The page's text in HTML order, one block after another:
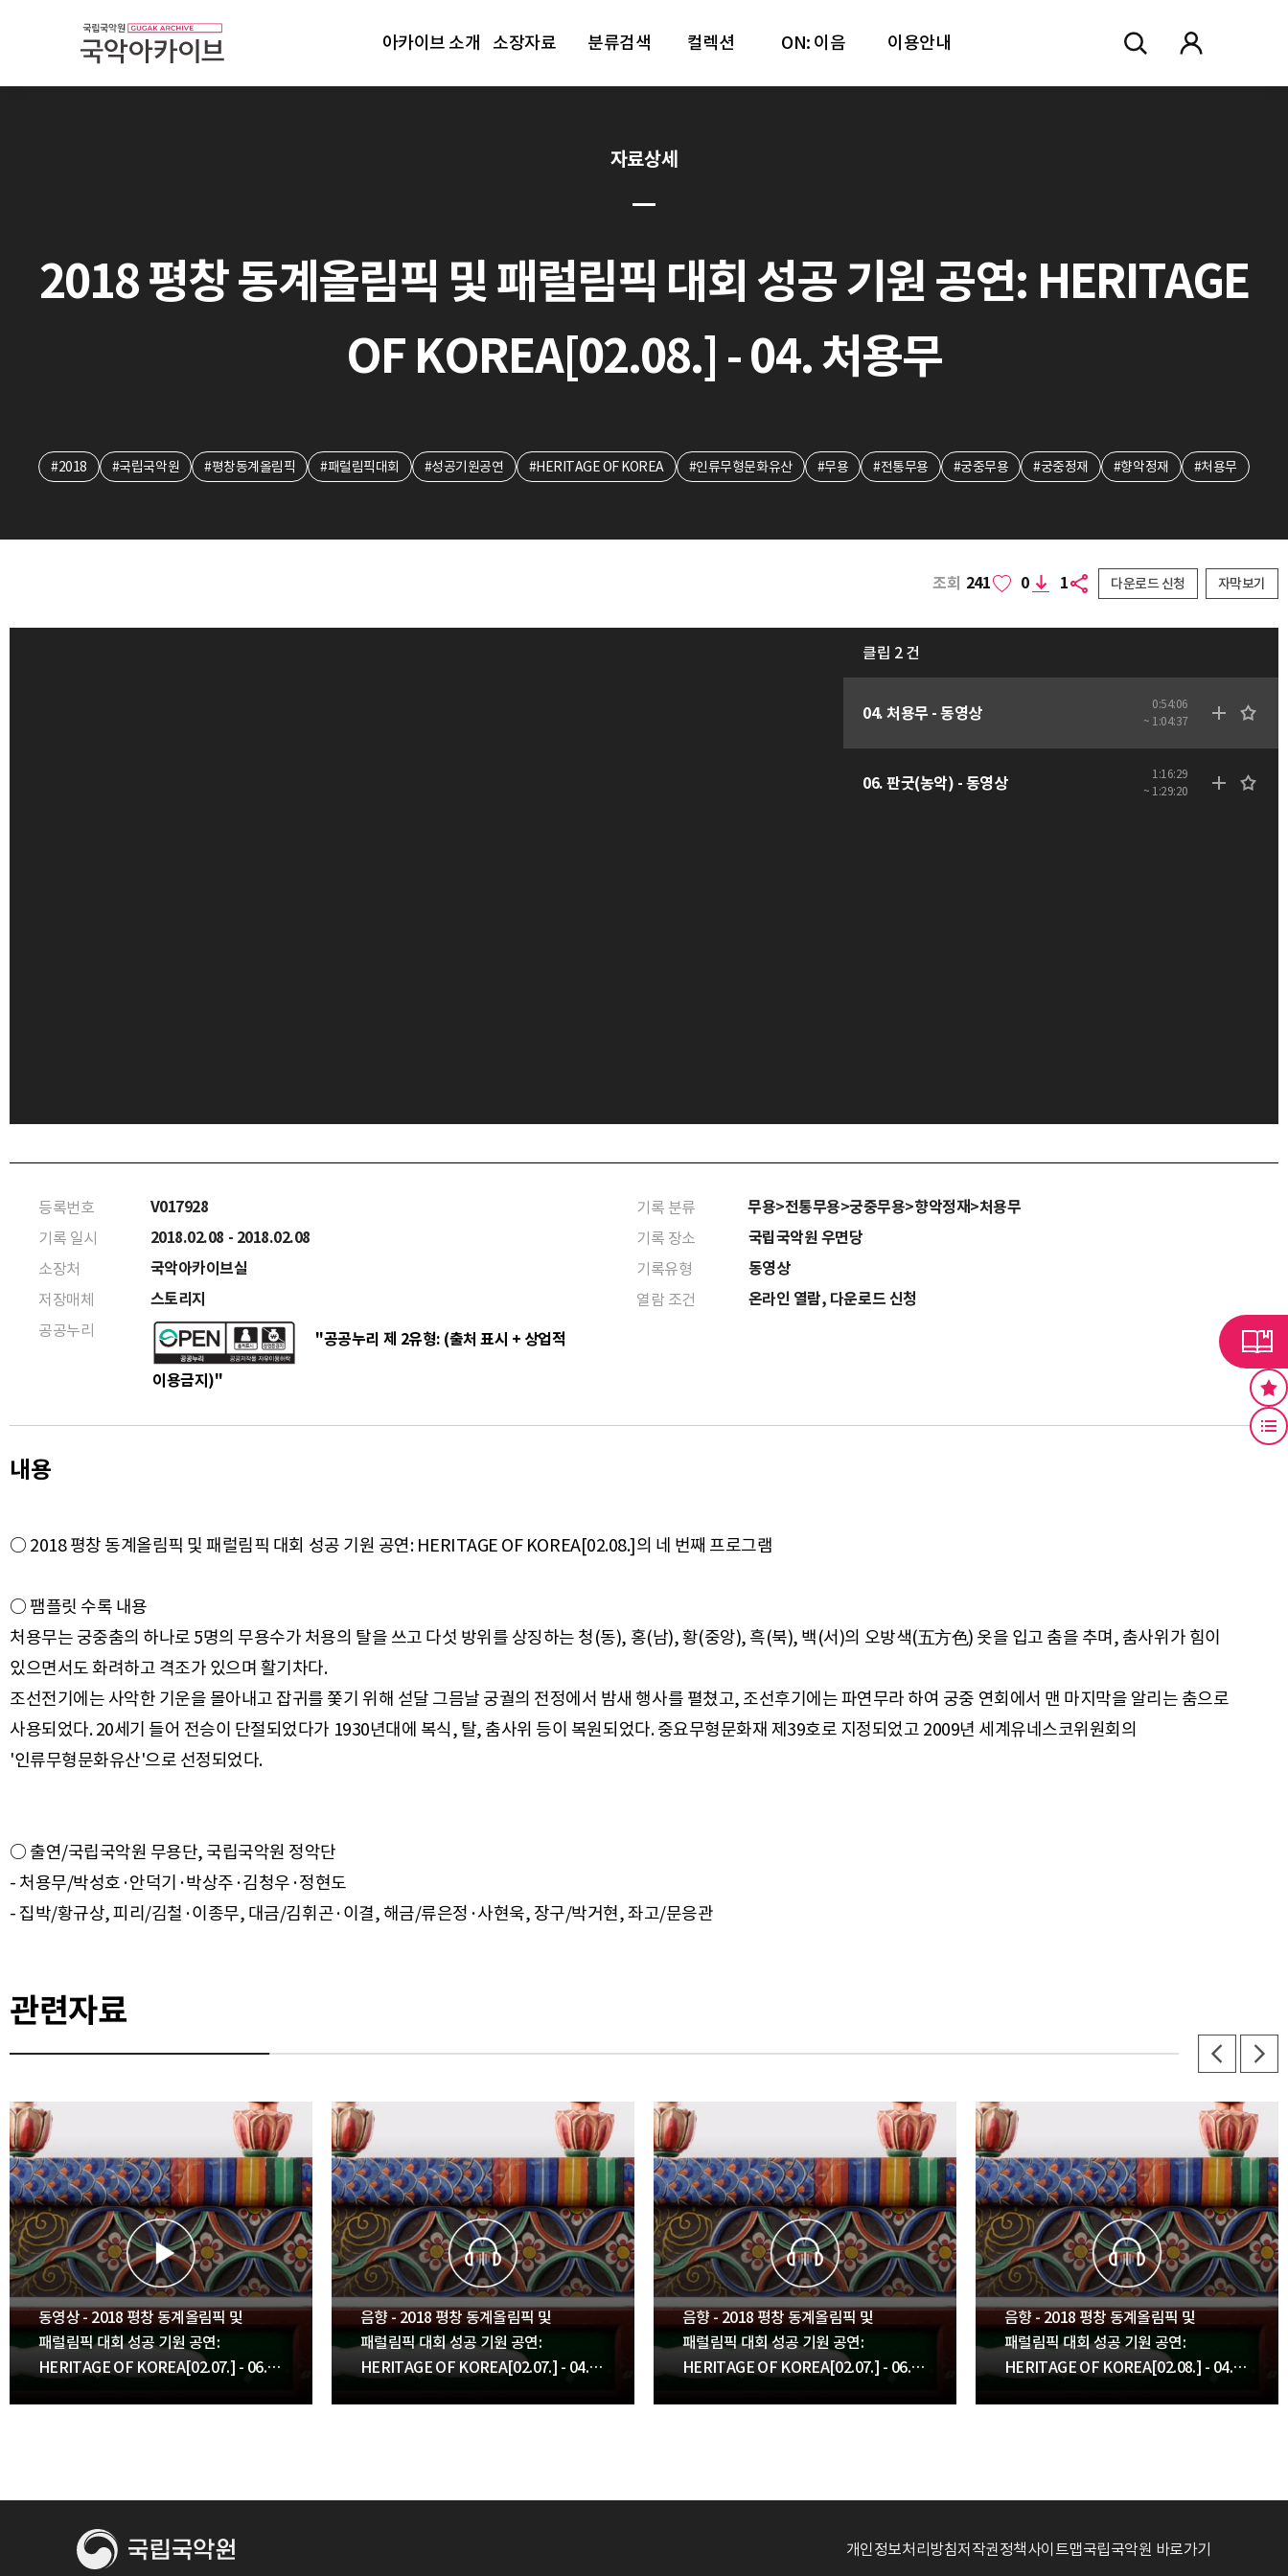
아카이브 소개 소장자료 분류검색 컬렉션 ON: 이음 이용안내
자료상세
2018 평창 동계올림픽 및 패럴림픽 대회 성공 기원 공연: HERITAGE
OF KOREA[02.08.] - 04. 처용무
#2018 #국립국악원 #평창동계올림픽 #패럴림픽대회 #성공기원공연 #HERITAGE OF KOREA #인류무형문화유산 #무용 #전통무용 #궁중무용 #궁중정재 #향악정재 #처용무
조회 241 0 1 다운로드 신청 자막보기
클립 2 건
04. 처용무 - 동영상
0:54:06
~ 1:04:37
06. 판굿(농악) - 동영상
1:16:29
~ 1:29:20
등록번호 V017928 기록 분류 무용>전통무용>궁중무용>향악정재>처용무
기록 일시 2018.02.08 - 2018.02.08 기록 장소 국립국악원 우면당
소장처 국악아카이브실 기록유형 동영상
저장매체 스토리지 열람 조건 온라인 열람, 다운로드 신청
공공누리 "공공누리 제 2유형: (출처 표시 + 상업적
이용금지)"
내용
○ 2018 평창 동계올림픽 및 패럴림픽 대회 성공 기원 공연: HERITAGE OF KOREA[02.08.]의 네 번째 프로그램
○ 팸플릿 수록 내용
처용무는 궁중춤의 하나로 5명의 무용수가 처용의 탈을 쓰고 다섯 방위를 상징하는 청(동), 홍(남), 황(중앙), 흑(북), 백(서)의 오방색(五方色) 옷을 입고 춤을 추며, 춤사위가 힘이
있으면서도 화려하고 격조가 있으며 활기차다.
조선전기에는 사악한 기운을 몰아내고 잡귀를 쫓기 위해 섣달 그믐날 궁궐의 전정에서 밤새 행사를 펼쳤고, 조선후기에는 파연무라 하여 궁중 연회에서 맨 마지막을 알리는 춤으로
사용되었다. 20세기 들어 전승이 단절되었다가 1930년대에 복식, 탈, 춤사위 등이 복원되었다. 중요무형문화재 제39호로 지정되었고 2009년 세계유네스코위원회의
'인류무형문화유산'으로 선정되었다.
○ 출연/국립국악원 무용단, 국립국악원 정악단
- 처용무/박성호·안덕기·박상주·김청우·정현도
관련자료
동영상 - 2018 평창 동계올림픽 및
패럴림픽 대회 성공 기원 공연:
HERITAGE OF KOREA[02.07.] - 06.
음향 - 2018 평창 동계올림픽 및
패럴림픽 대회 성공 기원 공연:
HERITAGE OF KOREA[02.07.] - 04.
음향 - 2018 평창 동계올림픽 및
패럴림픽 대회 성공 기원 공연:
HERITAGE OF KOREA[02.07.] - 06.
음향 - 2018 평창 동계올림픽 및
패럴림픽 대회 성공 기원 공연:
HERITAGE OF KOREA[02.08.] - 04.
개인정보처리방침저작권정책사이트맵국립국악원 바로가기